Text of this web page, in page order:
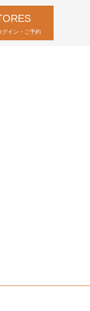
グイン・ご予約